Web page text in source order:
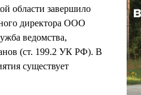
области завершило
директора ООО
ведомства,
(ст. 199.2 УК РФ). В
существует